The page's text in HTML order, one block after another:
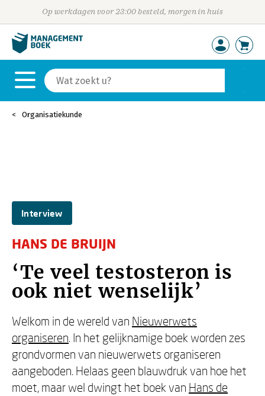
Op werkdagen voor 23:00 besteld, morgen in huis
Organisatiekunde
Interview
HANS DE BRUIJN
‘Te veel testosteron is
ook niet wenselijk’
Welkom in de wereld van Nieuwerwets
organiseren. In het gelijknamige boek worden zes
grondvormen van nieuwerwets organiseren
aangeboden. Helaas geen blauwdruk van hoe het
moet, maar wel dwingt het boek van Hans de